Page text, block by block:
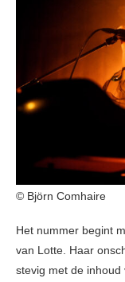
© Björn Comhaire
Het nummer begint
van Lotte. Haar
stevig met de